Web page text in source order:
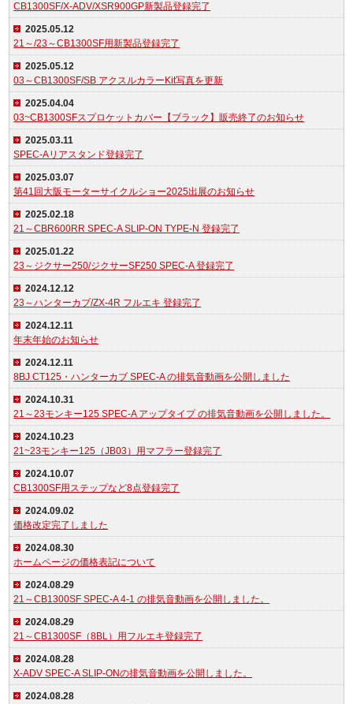
CB1300SF/X-ADV/XSR900GP新製品登録完了
2025.05.12
21～/23～CB1300SF用新製品登録完了
2025.05.12
03～CB1300SF/SB アクスルカラーKit写真を更新
2025.04.04
03~CB1300SFスプロケットカバー【ブラック】販売終了のお知らせ
2025.03.11
SPEC-Aリアスタンド登録完了
2025.03.07
第41回大阪モーターサイクルショー2025出展のお知らせ
2025.02.18
21～CBR600RR SPEC-A SLIP-ON TYPE-N 登録完了
2025.01.22
23～ジクサー250/ジクサーSF250 SPEC-A 登録完了
2024.12.12
23～ハンターカブ/ZX-4R フルエキ 登録完了
2024.12.11
年末年始のお知らせ
2024.12.11
8BJ CT125・ハンターカブ SPEC-A の排気音動画を公開しました
2024.10.31
21～23モンキー125 SPEC-A アップタイプ の排気音動画を公開しました。
2024.10.23
21~23モンキー125（JB03）用マフラー登録完了
2024.10.07
CB1300SF用ステップなど8点登録完了
2024.09.02
価格改定完了しました
2024.08.30
ホームページの価格表記について
2024.08.29
21～CB1300SF SPEC-A 4-1 の排気音動画を公開しました。
2024.08.29
21～CB1300SF（8BL）用フルエキ登録完了
2024.08.28
X-ADV SPEC-A SLIP-ONの排気音動画を公開しました。
2024.08.28